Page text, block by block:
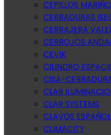
CEPILLOS MARIÑO
CERRADURAS
CERRAJERA
CERROJOS
CEVIK
CILINDRO
CISA-
CLAR
CLAR SYSTEMS
CLAVOS
CLIMACITY